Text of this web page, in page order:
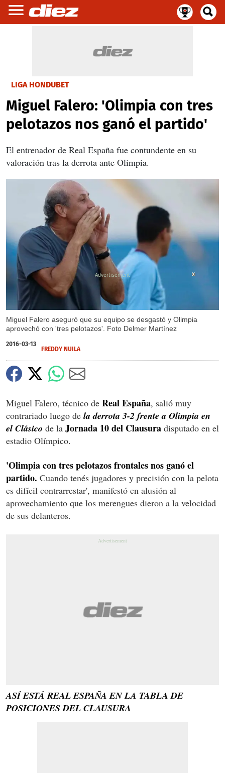
LIGA HONDUBET
Miguel Falero: 'Olimpia con tres
pelotazos nos ganó el partido'
El entrenador de Real España fue contundente en su
valoración tras la derrota ante Olimpia.
Miguel Falero aseguró que su equipo se desgastó y Olimpia
aprovechó con 'tres pelotazos'. Foto Delmer Martínez
X
2016-03-13
FREDDY NUILA
Miguel Falero, técnico de Real España, salió muy
contrariado luego de la derrota 3-2 frente a Olimpia en
el Clásico de la Jornada 10 del Clausura disputado en el
estadio Olímpico.
'Olimpia con tres pelotazos frontales nos ganó el
partido. Cuando tenés jugadores y precisión con la pelota
es difícil contrarrestar', manifestó en alusión al
aprovechamiento que los merengues dieron a la velocidad
de sus delanteros.
ASÍ ESTÁ REAL ESPAÑA EN LA TABLA DE
POSICIONES DEL CLAUSURA